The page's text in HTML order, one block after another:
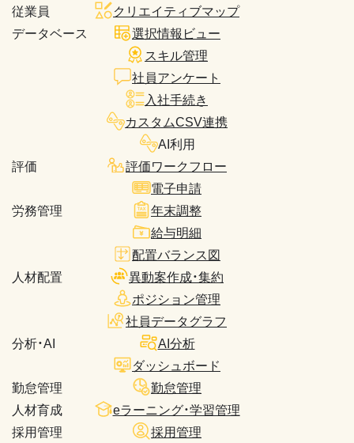
従業員
データベース
クリエイティブマップ
選択情報ビュー
スキル管理
社員アンケート
入社手続き
カスタムCSV連携
AI利用
評価
評価ワークフロー
労務管理
電子申請
年末調整
給与明細
人材配置
配置バランス図
異動案作成・集約
ポジション管理
分析・AI
社員データグラフ
AI分析
ダッシュボード
勤怠管理
勤怠管理
人材育成
eラーニング・学習管理
採用管理
採用管理